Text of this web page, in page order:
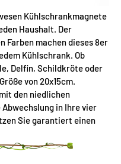
Kühlschrankmagnete
Haushalt. Der
Farben machen dieses 8er
Kühlschrank. Ob
Delfin, Schildkröte oder
von 20x15cm.
den niedlichen
in Ihre vier
Sie garantiert einen